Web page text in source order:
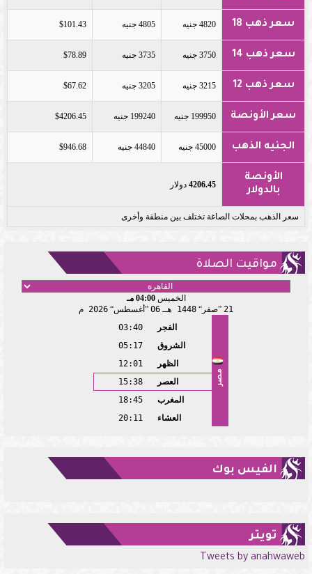
سعر ذهب 18 4820 جنيه 4805 جنيه $101.43
سعر ذهب 14 3750 جنيه 3735 جنيه $78.89
سعر ذهب 12 3215 جنيه 3205 جنيه $67.62
سعر الأونصة 199950 جنيه 199240 جنيه $4206.45
الجنيه الذهب 45000 جنيه 44840 جنيه $946.68
الأونصة
بالدولار
4206.45 دولار
سعر الذهب بمحلات الصاغة تختلف بين منطقة وأخرى
مواقيت الصلاة
الخميس04:00 مـ
21
صفر 1448 هـ 06 أغسطس 2026 م
مصر
الفجر
03:40
الشروق
05:17
الظهر
12:01
العصر
15:38
المغرب
18:45
العشاء
20:11
الفيس بوك
تويتر
Tweets by anahwaweb